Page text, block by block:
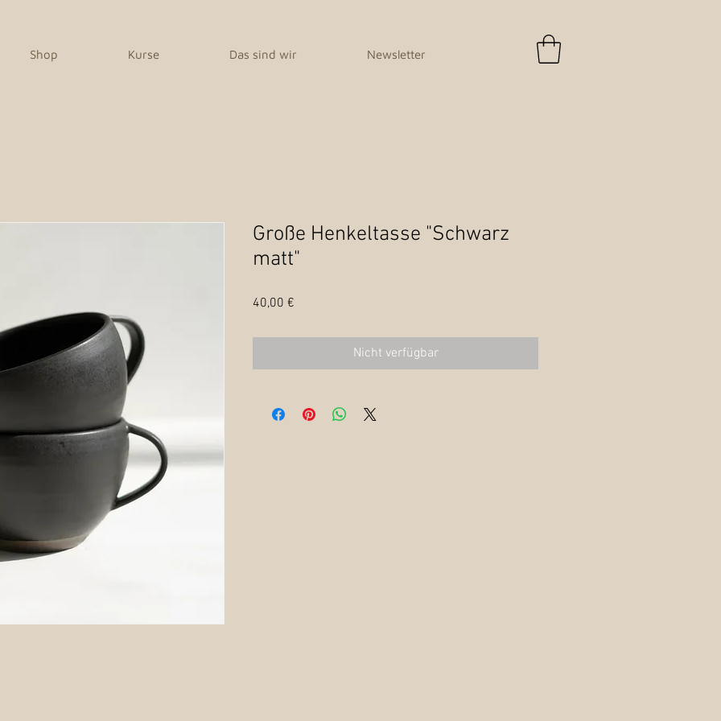
Shop Kurse Das sind wir Newsletter
Große Henkeltasse "Schwarz
matt"
40,00 €
Nicht verfügbar